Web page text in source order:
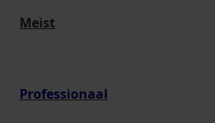
Meist
Professionaal